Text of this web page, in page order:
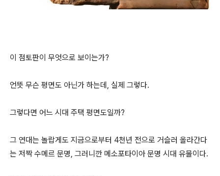
이 점토판이 무엇으로 보이는가?
언뜻 무슨 평면도 아닌가 하는데, 실제 그렇다.
그렇다면 어느 시대 주택 평면도일까?
그 연대는 놀랍게도 지금으로부터 4천년 전으로 거슬러 올라간다
는 저짝 수메르 문명, 그러니깐 메소포타이아 문명 시대 유물이다.